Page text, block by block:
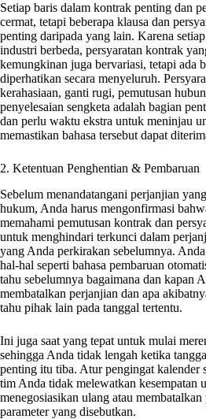
Setiap baris dalam kontrak penting dan
cermat, tetapi beberapa klausa dan
penting daripada yang lain. Karena
industri berbeda, persyaratan kontrak
kemungkinan juga bervariasi, tetapi ada
diperhatikan secara menyeluruh.
kerahasiaan, ganti rugi, pemutusan
penyelesaian sengketa adalah bagian
dan perlu waktu ekstra untuk meninjau
memastikan bahasa tersebut dapat
2. Ketentuan Penghentian & Pembaruan
Sebelum menandatangani perjanjian
hukum, Anda harus mengonfirmasi
memahami pemutusan kontrak dan
untuk menghindari terkunci dalam
yang Anda perkirakan sebelumnya.
hal-hal seperti bahasa pembaruan
tahu sebelumnya bagaimana dan kapan
membatalkan perjanjian dan apa
tahu pihak lain pada tanggal tertentu.
Ini juga saat yang tepat untuk mulai
sehingga Anda tidak lengah ketika
penting itu tiba. Atur pengingat kalender
tim Anda tidak melewatkan kesempatan
menegosiasikan ulang atau
parameter yang disebutkan.